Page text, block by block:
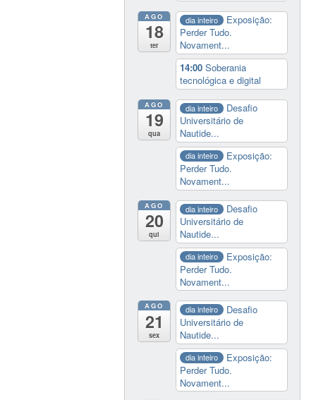
AGO
18
ter
dia inteiro
Exposição:
Perder Tudo.
Novament...
14:00Soberania
tecnológica e digital
AGO
19
qua
dia inteiro
Desafio
Universitário de
Nautide...
dia inteiro
Exposição:
Perder Tudo.
Novament...
AGO
20
qui
dia inteiro
Desafio
Universitário de
Nautide...
dia inteiro
Exposição:
Perder Tudo.
Novament...
AGO
21
sex
dia inteiro
Desafio
Universitário de
Nautide...
dia inteiro
Exposição:
Perder Tudo.
Novament...